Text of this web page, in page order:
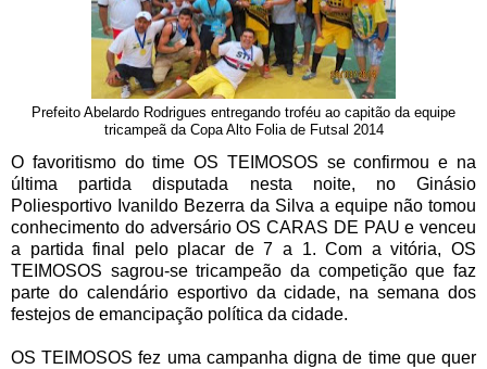
Prefeito Abelardo Rodrigues entregando troféu ao capitão da equipe
tricampeã da Copa Alto Folia de Futsal 2014
O favoritismo do time OS TEIMOSOS se confirmou e na
última partida disputada nesta noite, no Ginásio
Poliesportivo Ivanildo Bezerra da Silva a equipe não tomou
conhecimento do adversário OS CARAS DE PAU e venceu
a partida final pelo placar de 7 a 1. Com a vitória, OS
TEIMOSOS sagrou-se tricampeão da competição que faz
parte do calendário esportivo da cidade, na semana dos
festejos de emancipação política da cidade.
OS TEIMOSOS fez uma campanha digna de time que quer